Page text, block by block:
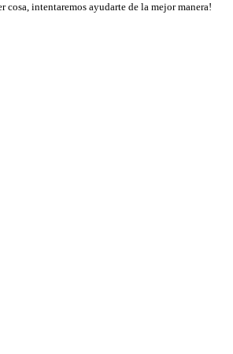
intentaremos ayudarte de la mejor manera!